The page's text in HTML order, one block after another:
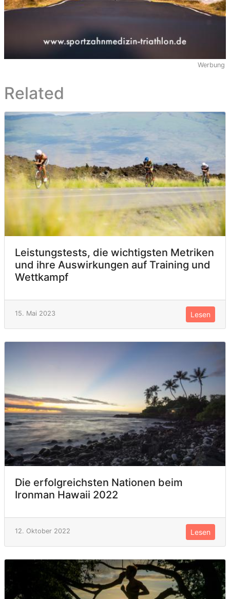
Werbung
Related
Leistungstests, die wichtigsten Metriken
und ihre Auswirkungen auf Training und
Wettkampf
15. Mai 2023 Lesen
Die erfolgreichsten Nationen beim
Ironman Hawaii 2022
12. Oktober 2022 Lesen